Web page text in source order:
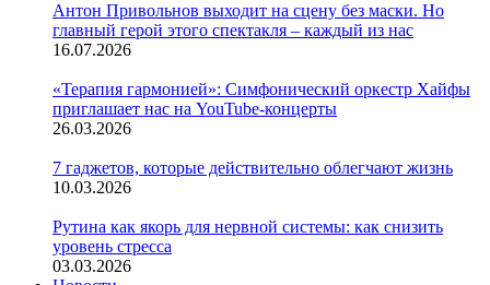
Антон Привольнов выходит на сцену без маски. Но
главный герой этого спектакля – каждый из нас
16.07.2026
«Терапия гармонией»: Симфонический оркестр Хайфы
приглашает нас на YouTube-концерты
26.03.2026
7 гаджетов, которые действительно облегчают жизнь
10.03.2026
Рутина как якорь для нервной системы: как снизить
уровень стресса
03.03.2026